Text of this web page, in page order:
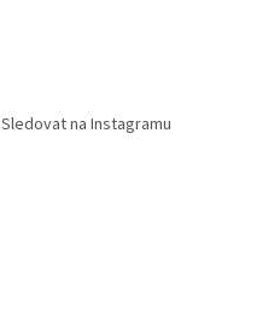
Sledovat na Instagramu